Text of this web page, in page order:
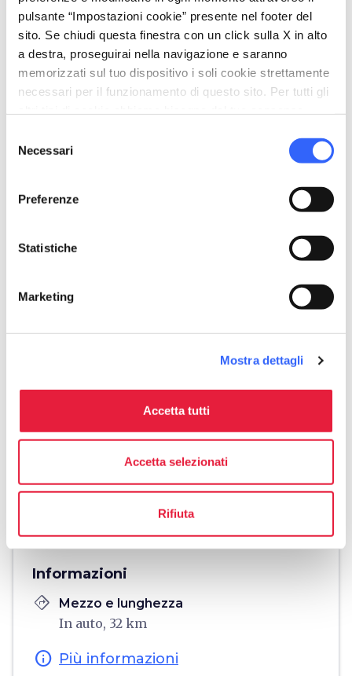
pulsante “Impostazioni cookie” presente nel footer del
sito. Se chiudi questa finestra con un click sulla X in alto
a destra, proseguirai nella navigazione e saranno
memorizzati sul tuo dispositivo i soli cookie strettamente
necessari per il funzionamento di questo sito. Per tutti gli
delNecessari
Preferenze
Statistiche
Marketing
Mostra dettagli
Accetta tutti
Accetta selezionati
Rifiuta
5. Il castello di Montegrossi expand_more
map Mostra su mappa
Sesta tappa
expand_more
Esplora su mappa
Informazioni
directions Mezzo e lunghezza
In auto, 32 km
info Più informazioni